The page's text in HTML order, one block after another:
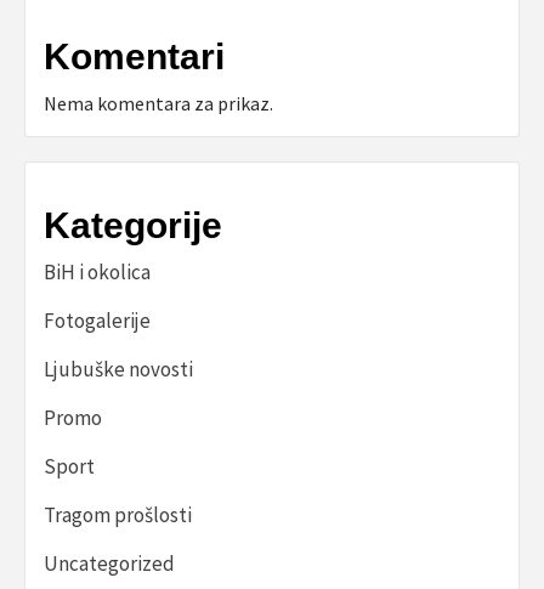
Komentari
Nema komentara za prikaz.
Kategorije
BiH i okolica
Fotogalerije
Ljubuške novosti
Promo
Sport
Tragom prošlosti
Uncategorized